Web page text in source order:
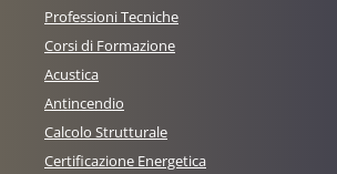
Professioni Tecniche
Corsi di Formazione
Acustica
Antincendio
Calcolo Strutturale
Certificazione Energetica